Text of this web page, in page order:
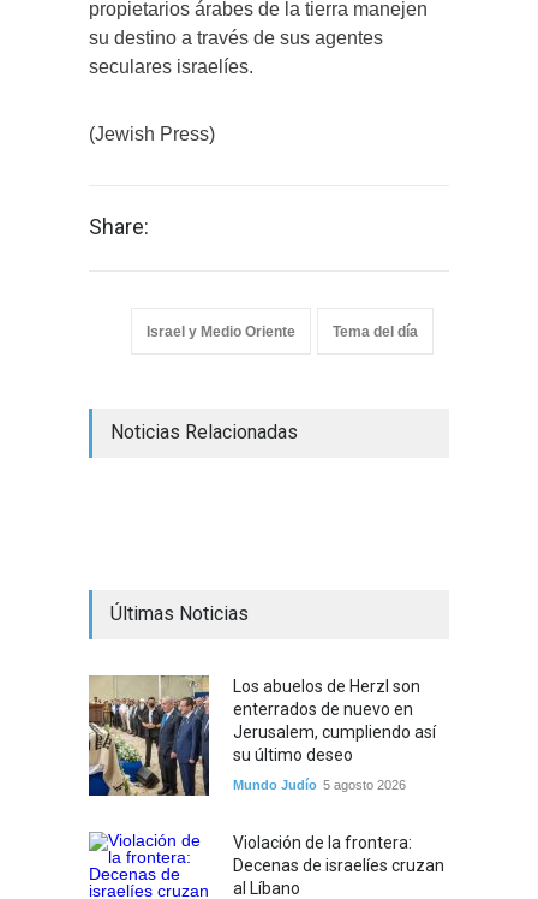
propietarios árabes de la tierra manejen
su destino a través de sus agentes
seculares israelíes.
(Jewish Press)
Share:
Israel y Medio Oriente Tema del día
Noticias Relacionadas
Últimas Noticias
Los abuelos de Herzl son
enterrados de nuevo en
Jerusalem, cumpliendo así
su último deseo
Mundo Judío 5 agosto 2026
Violación de la frontera:
Decenas de israelíes cruzan
al Líbano